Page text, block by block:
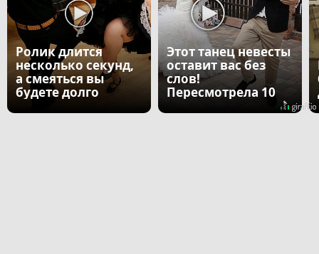
Ролик длится
несколько секунд,
а смеяться вы
будете долго
Этот танец невесты
оставит вас без
слов!
Пересмотрела 10